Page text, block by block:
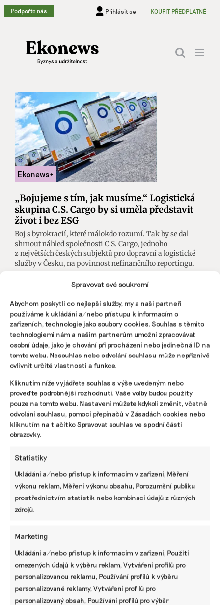
Spravovat své soukromí
Abychom poskytli co nejlepší služby, my a naši partneři
používáme k ukládání a/nebo přístupu k informacím o
zařízeních, technologie jako soubory cookies. Souhlas s těmito
technologiemi nám a našim partnerům umožní zpracovávat
osobní údaje, jako je chování při procházení nebo jedinečná ID na
tomto webu. Nesouhlas nebo odvolání souhlasu může nepříznivě
ovlivnit určité vlastnosti a funkce.
Kliknutím níže vyjádřete souhlas s výše uvedeným nebo
proveďte podrobnější rozhodnutí. Vaše volby budou použity
pouze na tomto webu. Nastavení můžete kdykoli změnit, včetně
odvolání souhlasu, pomocí přepínačů v Zásadách cookies nebo
kliknutím na tlačítko Spravovat souhlas ve spodní části
obrazovky.
Statistiky
Ukládání a/nebo přístup k informacím v zařízení, Měření
výkonu reklam, Měření výkonu obsahu, Porozumění publiku
prostřednictvím statistik nebo kombinací údajů z různých
zdrojů.
Marketing
Ukládání a/nebo přístup k informacím v zařízení, Použití
omezených údajů k výběru reklam, Vytváření profilů pro
personalizovanou reklamu, Používání profilů k výběru
personalizované reklamy, Vytváření profilů pro
personalizovaný obsah, Používání profilů pro výběr
Přeskočit
na
Podpořte nás Přihlásit se KOUPIT PŘEDPLATNÉ
„Bojujeme s tím, jak musíme.“ Logistická
skupina C.S. Cargo by si uměla představit
život i bez ESG
Boj s byrokracií, které málokdo rozumí. Tak by se dal
shrnout náhled společnosti C.S. Cargo, jednoho
z největších českých subjektů pro dopravní a logistické
služby v Česku, na povinnost nefinančního reportingu.
30. května 2025 | Doprava,ESG | C.S. Cargo
Návrh pěti nejdůležitějších změn
Taxonomie EU. Méně byrokracie, duplicit i
Jak už dnes pracovat s ESRS 2.0 a pro koho
budou upravené standardy platit